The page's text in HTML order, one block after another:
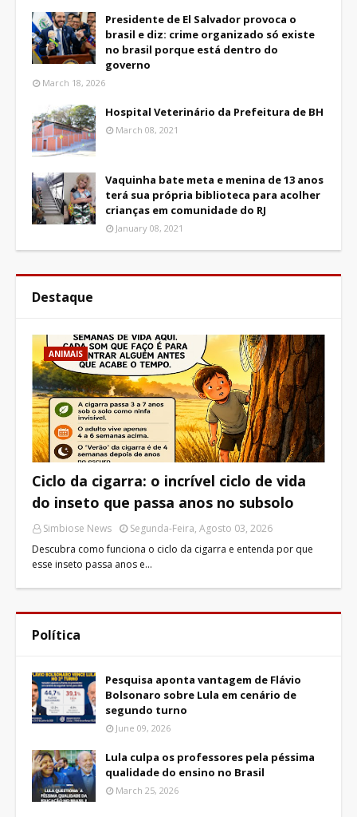
Presidente de El Salvador provoca o
brasil e diz: crime organizado só existe
no brasil porque está dentro do
governo
March 18, 2026
Hospital Veterinário da Prefeitura de BH
March 08, 2021
Vaquinha bate meta e menina de 13 anos
terá sua própria biblioteca para acolher
crianças em comunidade do RJ
January 08, 2021
Destaque
ANIMAIS
Ciclo da cigarra: o incrível ciclo de vida
do inseto que passa anos no subsolo
Simbiose News
Segunda-Feira, Agosto 03, 2026
Descubra como funciona o ciclo da cigarra e entenda por que
esse inseto passa anos e…
Política
Pesquisa aponta vantagem de Flávio
Bolsonaro sobre Lula em cenário de
segundo turno
June 09, 2026
Lula culpa os professores pela péssima
qualidade do ensino no Brasil
March 25, 2026